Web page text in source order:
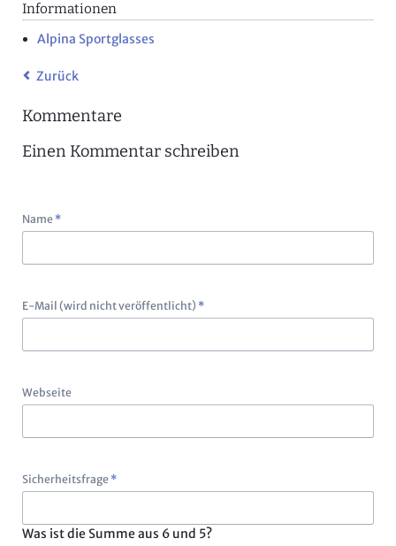
Informationen
Alpina Sportglasses
Zurück
Kommentare
Einen Kommentar schreiben
Pflichtfeld
Name *
Pflichtfeld
E-Mail (wird nicht veröffentlicht) *
Webseite
Pflichtfeld
Sicherheitsfrage *
Was ist die Summe aus 6 und 5?